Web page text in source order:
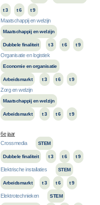
t 3 t 6 t 9
Maatschappij en welzijn
Maatschappij en welzijn
Dubbele finaliteit t 3 t 6 t 9
Organisatie en logistiek
Economie en organisatie
Arbeidsmarkt t 3 t 6 t 9
Zorg en welzijn
Maatschappij en welzijn
Arbeidsmarkt t 3 t 6 t 9
6e jaar
Crossmedia STEM
Dubbele finaliteit t 3 t 6 t 9
Elektrische installaties STEM
Arbeidsmarkt t 3 t 6 t 9
Elektrotechnieken STEM